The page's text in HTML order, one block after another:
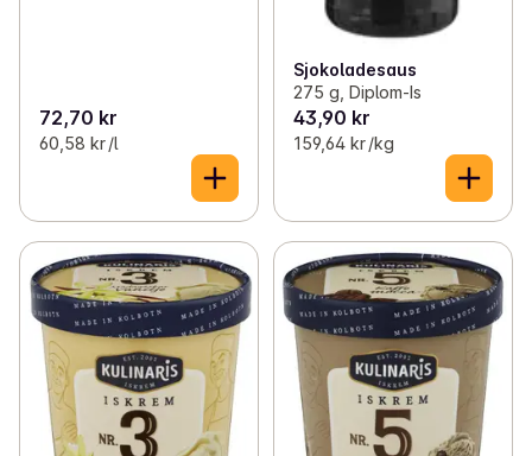
72,70 kr
60,58 kr /l
Sjokoladesaus
275 g, Diplom-Is
43,90 kr
159,64 kr /kg